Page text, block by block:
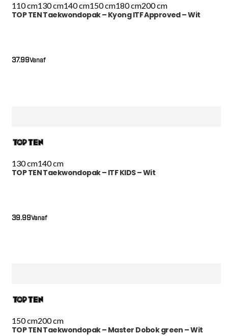
110 cm130 cm140 cm150 cm180 cm200 cm
TOP TEN Taekwondopak – Kyong ITF Approved – Wit
Vanaf
37.99
130 cm140 cm
TOP TEN Taekwondopak – ITF KIDS – Wit
Vanaf
39.99
150 cm200 cm
TOP TEN Taekwondopak – Master Dobok green – Wit